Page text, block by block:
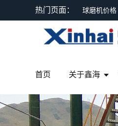
热门页面： 球磨机价格
首页 关于鑫海